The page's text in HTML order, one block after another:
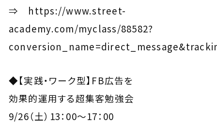
⇒ https://www.street-
academy.com/myclass/88582?
◆【実践・ワーク型】FB広告を
効果的運用する超集客勉強会
9/26（土）13：00～17：00